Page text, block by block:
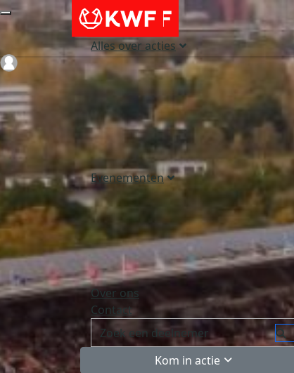
Alles over acties
Evenementen
Over ons
Contact
Kom in actie
Login